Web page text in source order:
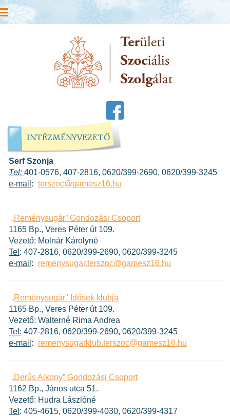
INTÉZMÉNYVEZETŐ
Serf Szonja
Tel: 401-0576, 407-2816, 0620/399-2690, 0620/399-3245
e-mail : terszoc@gamesz16.hu
„Reménysugár” Gondozási Csoport
1165 Bp., Veres Péter út 109.
Vezető: Molnár Károlyné
Tel : 407-2816, 0620/399-2690, 0620/399-3245
e-mail : remenysugar.terszoc@gamesz16.hu
„Reménysugár" Idősek klubja
1165 Bp., Veres Péter út 109.
Vezető: Walterné Rima Andrea
Tel: 407-2816, 0620/399-2690, 0620/399-3245
e-mail : remenysugarklub.terszoc@gamesz16.hu
„Derűs Alkony” Gondozási Csoport
1162 Bp., János utca 51.
Vezető: Hudra Lászlóné
Tel : 405-4615, 0620/399-4030, 0620/399-4317